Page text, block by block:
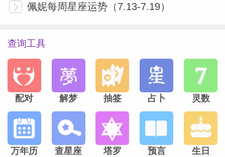
会是令人快乐的经历，二人关系的破裂可就
的趋势。天王星现在会将它的“多样化”特质
带至财务领域，或者更确切点说是你的财务
二人关系，因此如果你突然赚到大钱或发现
自己手头有一笔意料之外的开支，你会明白
『射手座』紧要关头。
佩妮每周星座运势（7.13-7.19）
查询工具
配对 解梦 抽签 占卜 灵数
万年历 查星座 塔罗 预言 生日